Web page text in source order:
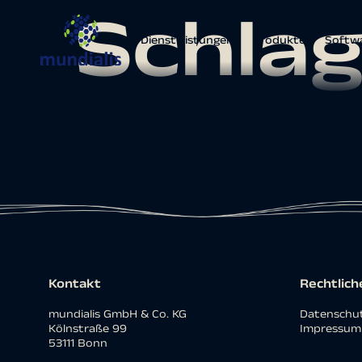
Dienstleistungen Produkte
Kontakt
mundialis GmbH & Co. KG
Kölnstraße 99
53111 Bonn
Impressum